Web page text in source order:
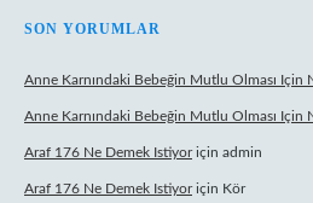
SON YORUMLAR
Anne Karnındaki Bebeğin Mutlu Olması Için
Anne Karnındaki Bebeğin Mutlu Olması Için
Araf 176 Ne Demek Istiyoriçin admin
Araf 176 Ne Demek Istiyoriçin Kör